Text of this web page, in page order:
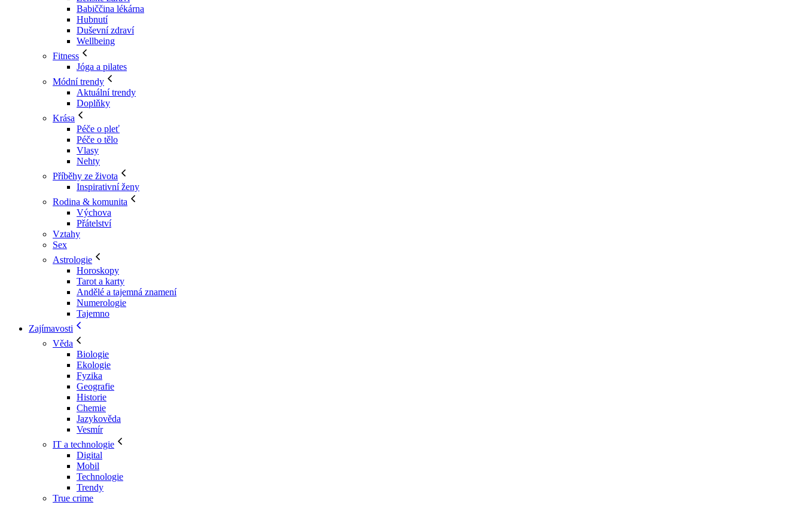
Babiččina lékárna
Hubnutí
Duševní zdraví
Wellbeing
Fitness
Jóga a pilates
Módní trendy
Aktuální trendy
Doplňky
Krása
Péče o pleť
Péče o tělo
Vlasy
Nehty
Příběhy ze života
Inspirativní ženy
Rodina & komunita
Výchova
Přátelství
Vztahy
Sex
Astrologie
Horoskopy
Tarot a karty
Andělé a tajemná znamení
Numerologie
Tajemno
Zajímavosti
Věda
Biologie
Ekologie
Fyzika
Geografie
Historie
Chemie
Jazykověda
Vesmír
IT a technologie
Digital
Mobil
Technologie
Trendy
True crime